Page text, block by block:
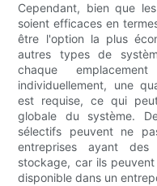
Cependant, bien que
soient efficaces en
être l'option la plus
autres types de
chaque
individuellement, une
est requise, ce qui
globale du système.
sélectifs peuvent ne
entreprises ayant
stockage, car ils
disponible dans un